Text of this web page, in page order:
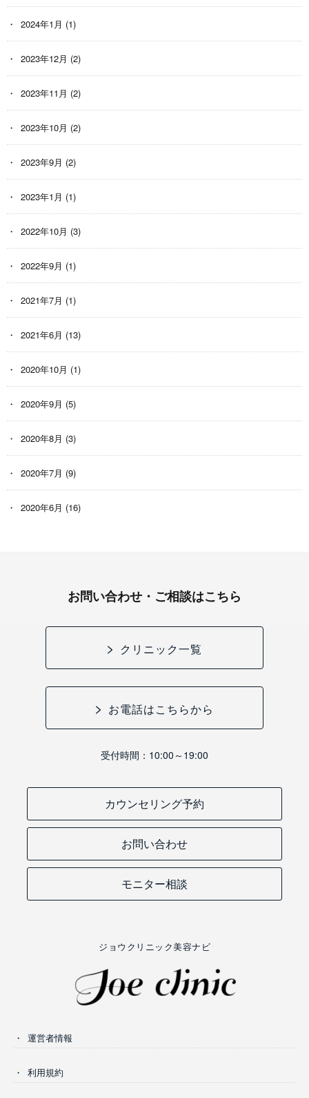
2024年1月 (1)
2023年12月 (2)
2023年11月 (2)
2023年10月 (2)
2023年9月 (2)
2023年1月 (1)
2022年10月 (3)
2022年9月 (1)
2021年7月 (1)
2021年6月 (13)
2020年10月 (1)
2020年9月 (5)
2020年8月 (3)
2020年7月 (9)
2020年6月 (16)
お問い合わせ・ご相談はこちら
クリニック一覧
お電話はこちらから
受付時間：10:00～19:00
カウンセリング予約
お問い合わせ
モニター相談
ジョウクリニック美容ナビ
運営者情報
利用規約